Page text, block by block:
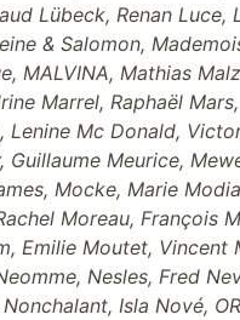
Lübeck, Renan Luce,
& Salomon,
MALVINA, Mathias
Marrel, Raphaël
Mc Donald,
Meurice,
Mocke, Marie
Moreau, François
Emilie Moutet, Vincent
Nesles, Fred
Isla Nové,